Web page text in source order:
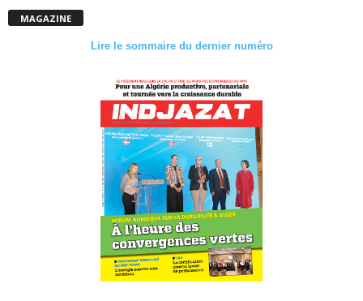
MAGAZINE
Lire le sommaire du dernier numéro